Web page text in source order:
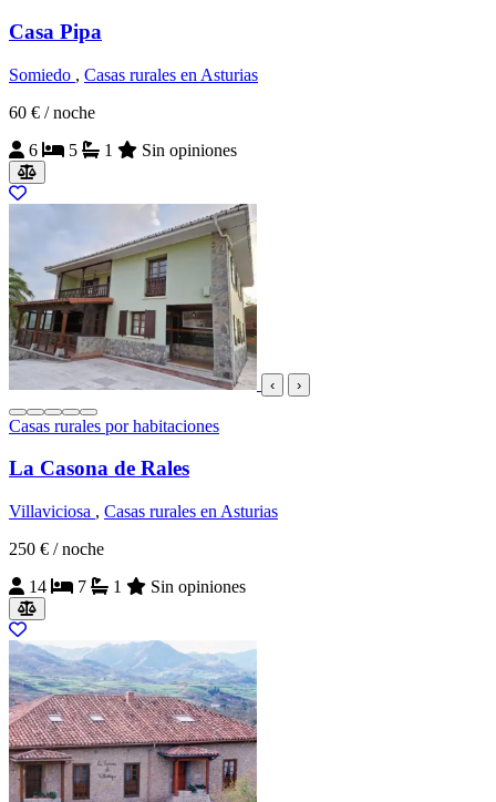
Casa Pipa
Somiedo , Casas rurales en Asturias
60 € / noche
6
5 1 Sin opiniones
‹ ›
Casas rurales por habitaciones
La Casona de Rales
Villaviciosa , Casas rurales en Asturias
250 € / noche
14
7 1 Sin opiniones